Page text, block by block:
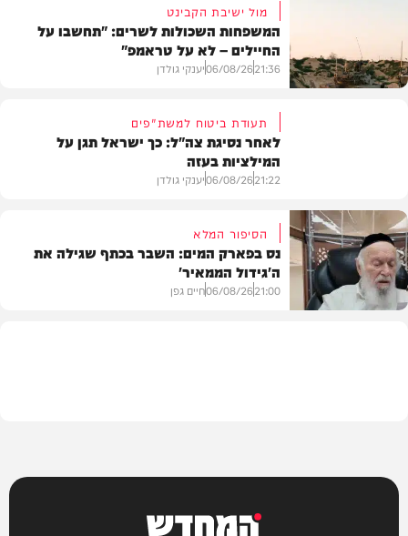
מול ישיבת הקבינט
המשפחות השכולות לשרים: "תחשבו על
החיילים – לא על טראמפ"
21:36
06/08/26יענקי גולדן
צבא וביטחון
תעודת ביטוח למשת"פים
לאחר נסיגת צה"ל: כך ישראל תגן על
המילציות בעזה
21:22
06/08/26יענקי גולדן
הסיפור המלא
נס בפארק המים: השבר בכתף שגילה את
ה'גידול הממאיר'
21:00
06/08/26חיים גפן
המחדש